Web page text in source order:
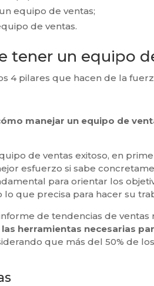
equipo de ventas;
de ventas.
tener un equipo
4 pilares que hacen de la
manejar un equipo de
de ventas exitoso, en
esfuerzo si sabe
para orientar los
lo que precisa para hacer su
de tendencias de ventas
herramientas necesarias
que más del 50% de